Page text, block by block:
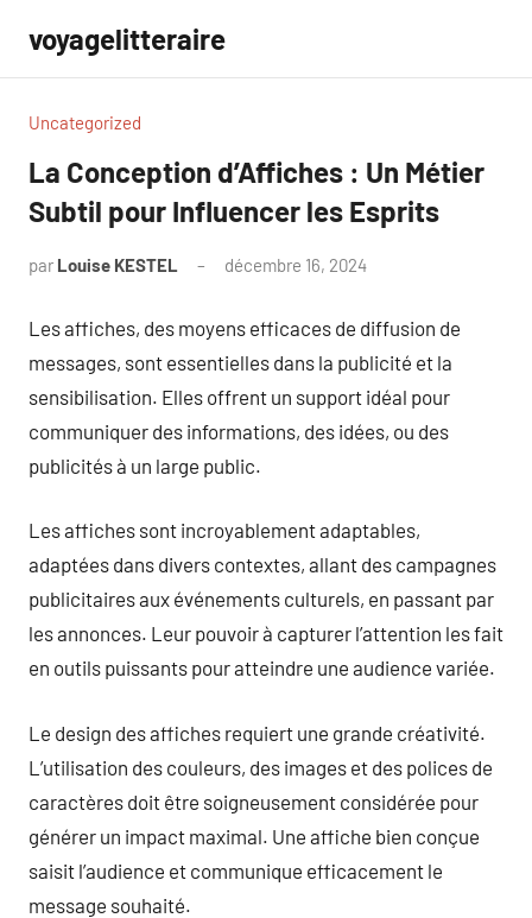
contenu
voyagelitteraire
Uncategorized
La Conception d’Affiches : Un Métier
Subtil pour Influencer les Esprits
par Louise KESTEL décembre 16, 2024
Les affiches, des moyens efficaces de diffusion de
messages, sont essentielles dans la publicité et la
sensibilisation. Elles offrent un support idéal pour
communiquer des informations, des idées, ou des
publicités à un large public.
Les affiches sont incroyablement adaptables,
adaptées dans divers contextes, allant des campagnes
publicitaires aux événements culturels, en passant par
les annonces. Leur pouvoir à capturer l’attention les fait
en outils puissants pour atteindre une audience variée.
Le design des affiches requiert une grande créativité.
L’utilisation des couleurs, des images et des polices de
caractères doit être soigneusement considérée pour
générer un impact maximal. Une affiche bien conçue
saisit l’audience et communique efficacement le
message souhaité.